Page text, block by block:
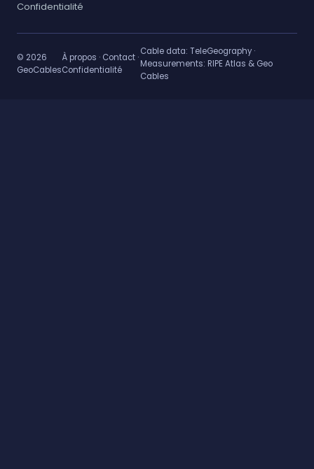
Confidentialité
© 2026
GeoCables
À propos · Contact ·
Confidentialité
Cable data: TeleGeography·
Measurements: RIPE Atlas & Geo
Cables